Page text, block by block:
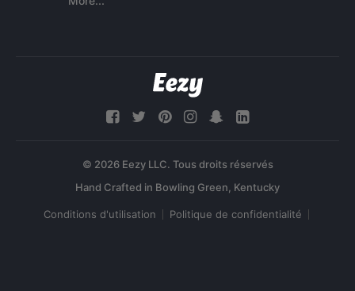
© 2026 Eezy LLC. Tous droits réservés
Conditions d'utilisation Politique de confidentialité